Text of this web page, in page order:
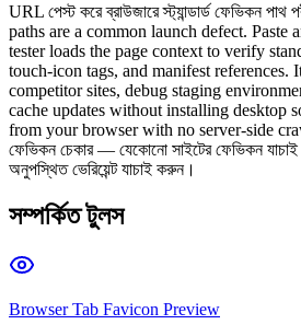
URL পেস্ট করে ব্রাউজারে স্ট্যান্ডার্ড ফেভিকন
paths are a common launch defect.
tester loads the page context to verify
touch-icon tags, and manifest references.
competitor sites, debug staging
cache updates without installing desktop
from your browser with no server-side
ফেভিকন চেকার — যেকোনো সাইটের ফেভিকন
অনুপস্থিত ভেরিয়েন্ট যাচাই করুন।
সম্পর্কিত টুলস
Browser Tab Favicon Preview